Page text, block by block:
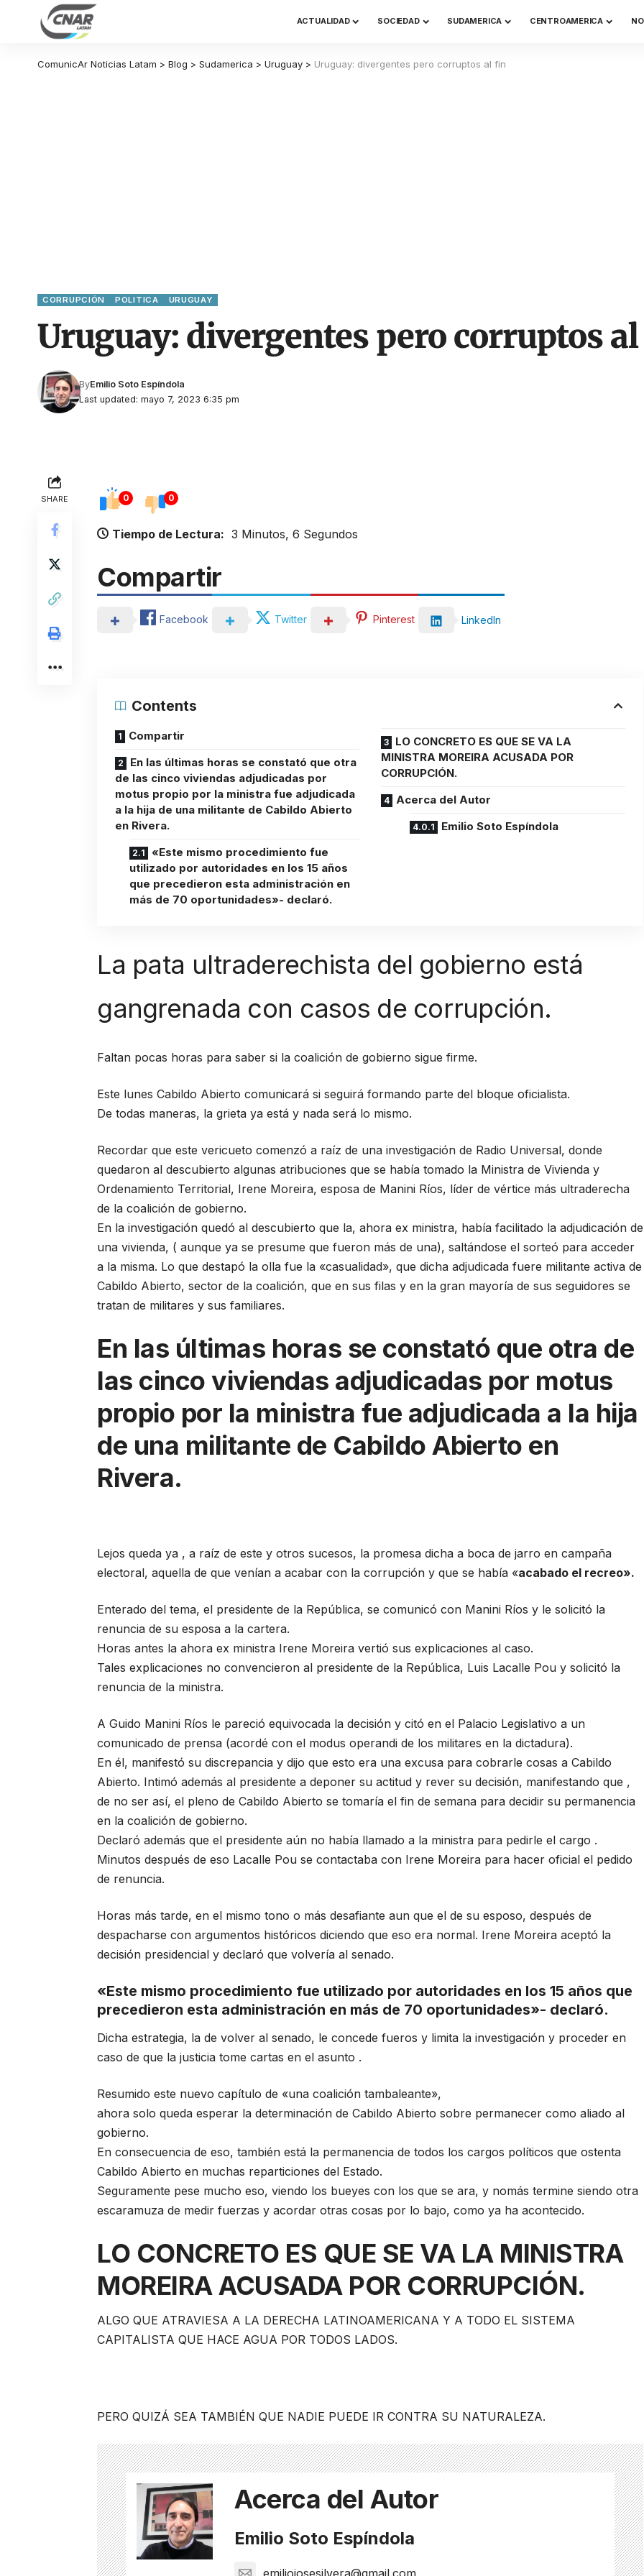
ACTUALIDAD SOCIEDAD SUDAMERICA CENTROAMERICA
ComunicAr Noticias Latam > Blog > Sudamerica > Uruguay > Uruguay: divergentes pero corruptos al fin
CORRUPCIÓN POLITICA URUGUAY
Uruguay: divergentes pero corruptos
Last updated: mayo 7, 2023 6:35 pm
ByEmilio Soto Espíndola
SHARE 0 0
Tiempo de Lectura: 3 Minutos, 6 Segundos
Compartir
Facebook Twitter Pinterest LinkedIn
Contents
Compartir
En las últimas horas se constató que otra
de las cinco viviendas adjudicadas por
motus propio por la ministra fue adjudicada
a la hija de una militante de Cabildo Abierto
en Rivera.
«Este mismo procedimiento fue
utilizado por autoridades en los 15 años
que precedieron esta administración en
más de 70 oportunidades»- declaró.
LO CONCRETO ES QUE SE VA LA
MINISTRA MOREIRA ACUSADA POR
CORRUPCIÓN.
Acerca del Autor
Emilio Soto Espíndola
La pata ultraderechista del gobierno está
gangrenada con casos de corrupción.
Faltan pocas horas para saber si la coalición de gobierno sigue firme.
Este lunes Cabildo Abierto comunicará si seguirá formando parte del bloque oficialista.
De todas maneras, la grieta ya está y nada será lo mismo.
Recordar que este vericueto comenzó a raíz de una investigación de Radio Universal, donde
quedaron al descubierto algunas atribuciones que se había tomado la Ministra de Vivienda y
Ordenamiento Territorial, Irene Moreira, esposa de Manini Ríos, líder de vértice más ultraderecha
de la coalición de gobierno.
En la investigación quedó al descubierto que la, ahora ex ministra, había facilitado la adjudicación de
una vivienda, ( aunque ya se presume que fueron más de una), saltándose el sorteó para acceder
a la misma. Lo que destapó la olla fue la «casualidad», que dicha adjudicada fuere militante activa de
Cabildo Abierto, sector de la coalición, que en sus filas y en la gran mayoría de sus seguidores se
tratan de militares y sus familiares.
En las últimas horas se constató que otra de
las cinco viviendas adjudicadas por motus
propio por la ministra fue adjudicada a la hija
de una militante de Cabildo Abierto en
Rivera.
Lejos queda ya , a raíz de este y otros sucesos, la promesa dicha a boca de jarro en campaña
electoral, aquella de que venían a acabar con la corrupción y que se había «acabado el recreo».
Enterado del tema, el presidente de la República, se comunicó con Manini Ríos y le solicitó la
renuncia de su esposa a la cartera.
Horas antes la ahora ex ministra Irene Moreira vertió sus explicaciones al caso.
Tales explicaciones no convencieron al presidente de la República, Luis Lacalle Pou y solicitó la
renuncia de la ministra.
A Guido Manini Ríos le pareció equivocada la decisión y citó en el Palacio Legislativo a un
comunicado de prensa (acordé con el modus operandi de los militares en la dictadura).
En él, manifestó su discrepancia y dijo que esto era una excusa para cobrarle cosas a Cabildo
Abierto. Intimó además al presidente a deponer su actitud y rever su decisión, manifestando que ,
de no ser así, el pleno de Cabildo Abierto se tomaría el fin de semana para decidir su permanencia
en la coalición de gobierno.
Declaró además que el presidente aún no había llamado a la ministra para pedirle el cargo .
Minutos después de eso Lacalle Pou se contactaba con Irene Moreira para hacer oficial el pedido
de renuncia.
Horas más tarde, en el mismo tono o más desafiante aun que el de su esposo, después de
despacharse con argumentos históricos diciendo que eso era normal. Irene Moreira aceptó la
decisión presidencial y declaró que volvería al senado.
«Este mismo procedimiento fue utilizado por autoridades en los 15 años que
precedieron esta administración en más de 70 oportunidades»- declaró.
Dicha estrategia, la de volver al senado, le concede fueros y limita la investigación y proceder en
caso de que la justicia tome cartas en el asunto .
Resumido este nuevo capítulo de «una coalición tambaleante»,
ahora solo queda esperar la determinación de Cabildo Abierto sobre permanecer como aliado al
gobierno.
En consecuencia de eso, también está la permanencia de todos los cargos políticos que ostenta
Cabildo Abierto en muchas reparticiones del Estado.
Seguramente pese mucho eso, viendo los bueyes con los que se ara, y nomás termine siendo otra
escaramuza de medir fuerzas y acordar otras cosas por lo bajo, como ya ha acontecido.
LO CONCRETO ES QUE SE VA LA MINISTRA
MOREIRA ACUSADA POR CORRUPCIÓN.
ALGO QUE ATRAVIESA A LA DERECHA LATINOAMERICANA Y A TODO EL SISTEMA
CAPITALISTA QUE HACE AGUA POR TODOS LADOS.
PERO QUIZÁ SEA TAMBIÉN QUE NADIE PUEDE IR CONTRA SU NATURALEZA.
Acerca del Autor
Emilio Soto Espíndola